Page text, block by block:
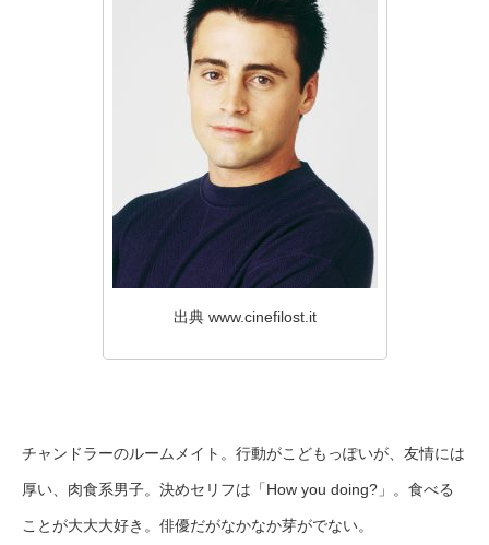
出典 www.cinefilost.it
チャンドラーのルームメイト。行動がこどもっぽいが、友情には
厚い、肉食系男子。決めセリフは「How you doing?」。食べる
ことが大大大好き。俳優だがなかなか芽がでない。